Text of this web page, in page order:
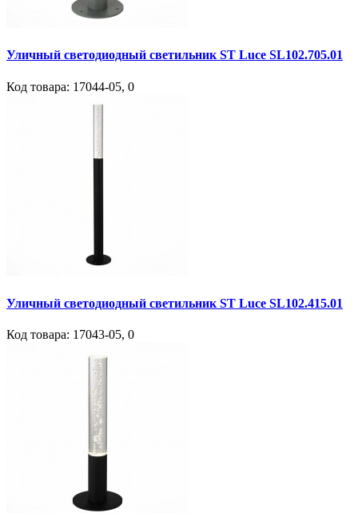
Уличный светодиодный светильник ST Luce SL102.705.01
Код товара: 17044-05, 0
Уличный светодиодный светильник ST Luce SL102.415.01
Код товара: 17043-05, 0